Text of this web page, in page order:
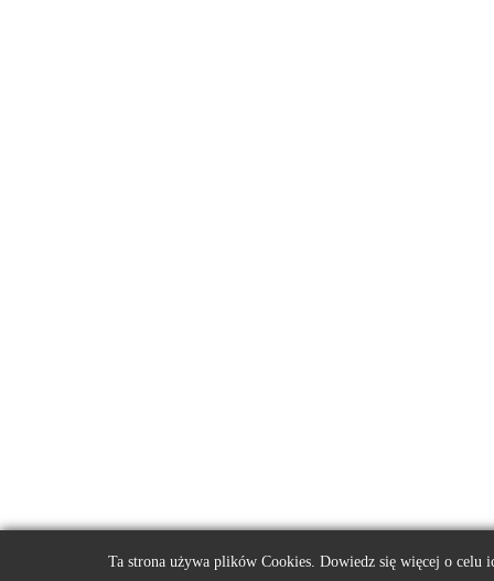
Ta strona używa plików Cookies. Dowiedz się więcej o celu